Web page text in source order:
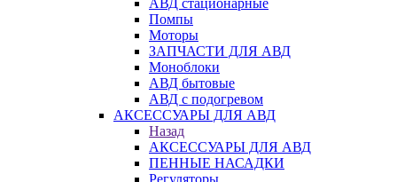
АВД стационарные
Помпы
Моторы
ЗАПЧАСТИ ДЛЯ АВД
Моноблоки
АВД бытовые
АВД с подогревом
АКСЕССУАРЫ ДЛЯ АВД
Назад
АКСЕССУАРЫ ДЛЯ АВД
ПЕННЫЕ НАСАДКИ
Регуляторы